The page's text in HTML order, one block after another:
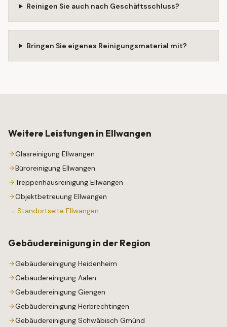
Reinigen Sie auch nach Geschäftsschluss?
Bringen Sie eigenes Reinigungsmaterial mit?
Weitere Leistungen in Ellwangen
Glasreinigung Ellwangen
Büroreinigung Ellwangen
Treppenhausreinigung Ellwangen
Objektbetreuung Ellwangen
→ Standortseite Ellwangen
Gebäudereinigung in der Region
Gebäudereinigung Heidenheim
Gebäudereinigung Aalen
Gebäudereinigung Giengen
Gebäudereinigung Herbrechtingen
Gebäudereinigung Schwäbisch Gmünd